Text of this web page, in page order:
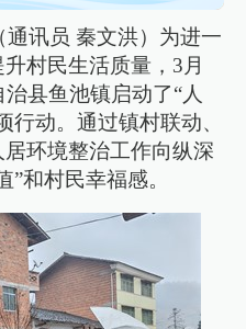
讯员 秦文洪）为进一
村民生活质量，3月
县鱼池镇启动了“人
行动。通过镇村联动、
环境整治工作向纵深
和村民幸福感。